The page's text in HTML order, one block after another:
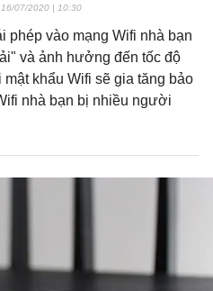
16/07/2020 | 10:30
phép vào mạng Wifi nhà bạn
và ảnh hưởng đến tốc độ
khẩu Wifi sẽ gia tăng bảo
nhà bạn bị nhiều người